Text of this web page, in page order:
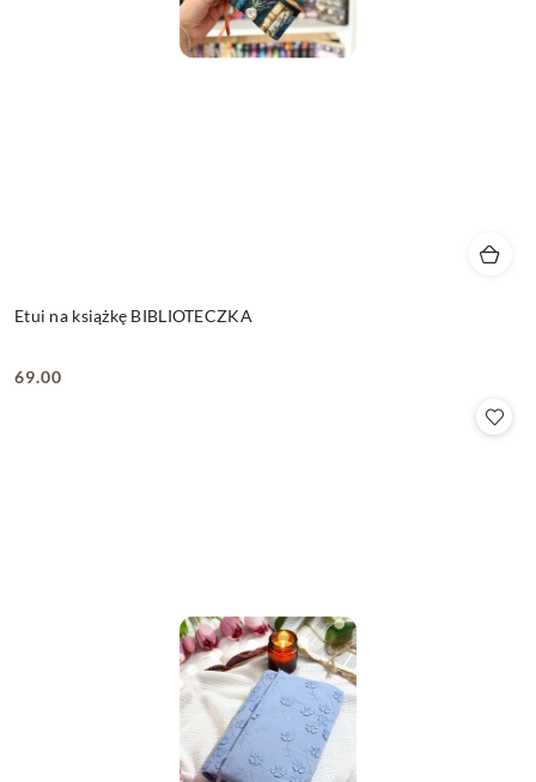
Etui na książkę BIBLIOTECZKA
Cena:
69.00